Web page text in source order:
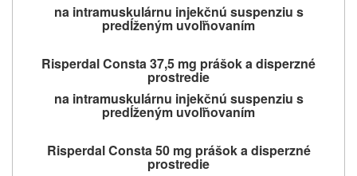
na intramuskulárnu injekčnú suspenziu s
predĺženým uvoľňovaním
Risperdal Consta37,5 mg prášok a disperzné
prostredie
na intramuskulárnu injekčnú suspenziu s
predĺženým uvoľňovaním
Risperdal Consta 50 mg prášok a disperzné
prostredie